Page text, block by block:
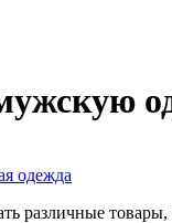
одежда
различные